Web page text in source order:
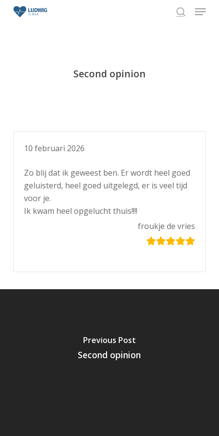
Skip
Menu
Second opinion
10 februari 2026
Zo blij dat ik geweest ben. Er wordt heel goed
geluisterd, heel goed uitgelegd, er is veel tijd
voor je.
Ik kwam heel opgelucht thuis!!!!
froukje de vries
Previous Post
Second opinion